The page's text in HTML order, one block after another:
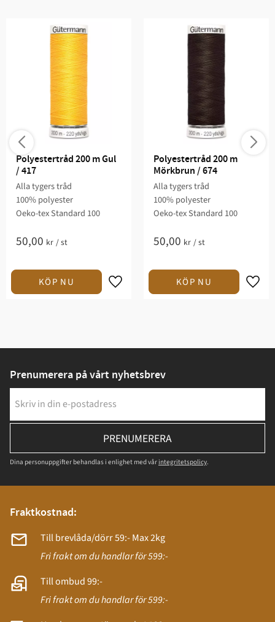
Polyestertråd 200 m Gul
/ 417
Alla tygers tråd
100% polyester
Oeko-tex Standard 100
50,00 kr /st
Polyestertråd 200 m
Mörkbrun / 674
Alla tygers tråd
100% polyester
Oeko-tex Standard 100
50,00 kr /st
Prenumerera på vårt nyhetsbrev
PRENUMERERA
Dina personuppgifter behandlas i enlighet med vår integritetspolicy.
Fraktkostnad:
Till brevlåda/dörr 59:- Max 2kg
Fri frakt om du handlar för 599:-
Till ombud 99:-
Fri frakt om du handlar för 599:-